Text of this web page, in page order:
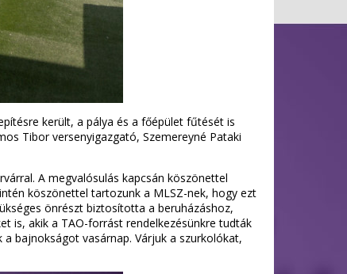
került, a pálya és a főépület fűtését is
Tibor versenyigazgató, Szemereyné Pataki
A megvalósulás kapcsán köszönettel
köszönettel tartozunk a MLSZ-nek, hogy ezt
önrészt biztosította a beruházáshoz,
is, akik a TAO-forrást rendelkezésünkre tudták
bajnokságot vasárnap. Várjuk a szurkolókat,